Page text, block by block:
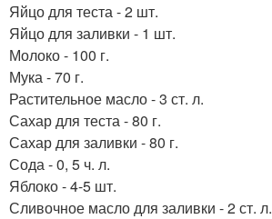
Яйцо для теста - 2 шт.
Яйцо для заливки - 1 шт.
Молоко - 100 г.
Мука - 70 г.
Растительное масло - 3 ст. л.
Сахар для теста - 80 г.
Сахар для заливки - 80 г.
Сода - 0, 5 ч. л.
Яблоко - 4-5 шт.
Сливочное масло для заливки - 2 ст. л.